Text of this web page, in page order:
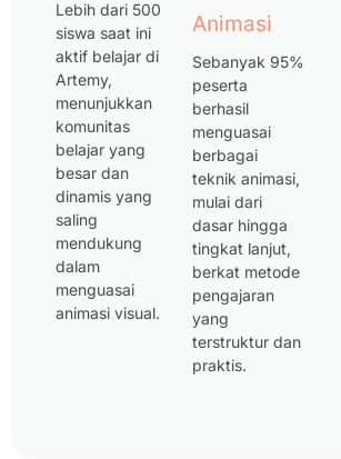
Lebih dari 500
siswa saat ini
aktif belajar di
Artemy,
menunjukkan
komunitas
belajar yang
besar dan
dinamis yang
saling
mendukung
dalam
menguasai
animasi visual.
Animasi
Sebanyak 95%
peserta
berhasil
menguasai
berbagai
teknik animasi,
mulai dari
dasar hingga
tingkat lanjut,
berkat metode
pengajaran
yang
terstruktur dan
praktis.